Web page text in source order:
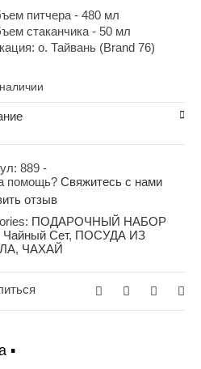
питчера - 480 мл
стаканчика - 50 мл
о. Тайвань (Brand 76)
889-
помощь? Свяжитесь с нами
отзыв
ПОДАРОЧНЫЙ НАБОР
Сет, ПОСУДА ИЗ
, ЧАХАЙ
▪